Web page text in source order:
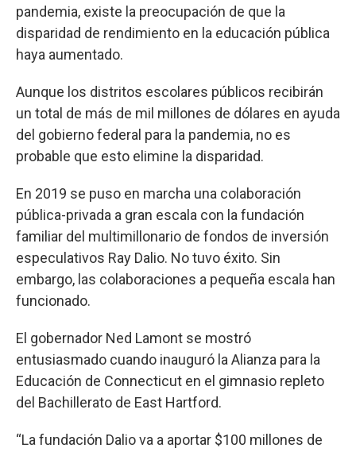
pandemia, existe la preocupación de que la
disparidad de rendimiento en la educación pública
haya aumentado.
Aunque los distritos escolares públicos recibirán
un total de más de mil millones de dólares en ayuda
del gobierno federal para la pandemia, no es
probable que esto elimine la disparidad.
En 2019 se puso en marcha una colaboración
pública-privada a gran escala con la fundación
familiar del multimillonario de fondos de inversión
especulativos Ray Dalio. No tuvo éxito. Sin
embargo, las colaboraciones a pequeña escala han
funcionado.
El gobernador Ned Lamont se mostró
entusiasmado cuando inauguró la Alianza para la
Educación de Connecticut en el gimnasio repleto
del Bachillerato de East Hartford.
“La fundación Dalio va a aportar $100 millones de